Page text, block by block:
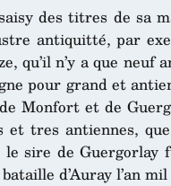
des titres de sa
antiquitté, par
qu’il n’y a que neuf
pour grand et
Monfort et de
et tres antiennes,
le sire de
d’Auray l’an